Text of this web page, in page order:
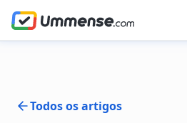
Todos os artigos